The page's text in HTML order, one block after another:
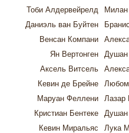
Тоби Алдервейрелд
Даниэль ван Буйтен
Венсан Компани
Ян Вертонген
Душан
Аксель Витсель
Кевин де Брeйне
Маруан Феллени
Лазар
Кристиан Бентеке
Душан
Кевин Миральяс
Лука